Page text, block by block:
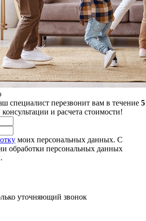
специалист перезвонит вам в течение 5
и расчета стоимости!
моих персональных данных. С
обработки персональных данных
уточняющий звонок